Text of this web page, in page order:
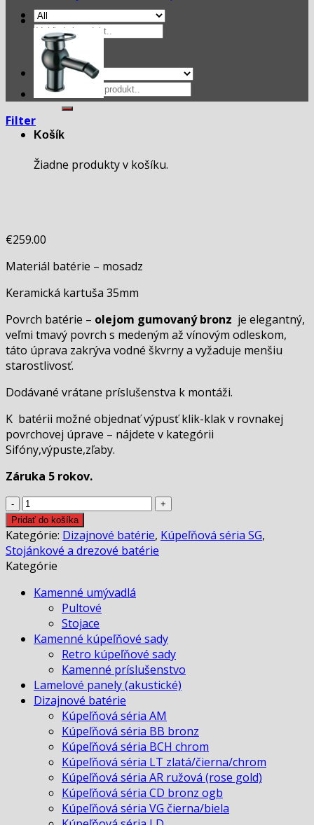
Hľadať:
Hľadať:
Košík
Žiadne produkty v košíku.
Filter
€259.00
Materiál batérie – mosadz
Keramická kartuša 35mm
Povrch batérie – olejom gumovaný bronz je elegantný,
veľmi tmavý povrch s medeným až vínovým odleskom,
táto úprava zakrýva vodné škvrny a vyžaduje menšiu
starostlivosť.
Dodávané vrátane príslušenstva k montáži.
K batérii možné objednať výpusť klik-klak v rovnakej
povrchovej úprave – nájdete v kategórii
Sifóny,výpuste,zľaby.
Záruka 5 rokov.
množstvo
Stojánková
batéria
SG
Pridať do košíka
Kategórie: Dizajnové batérie, Kúpeľňová séria SG,
Stojánkové a drezové batérie
Kategórie
Kamenné umývadlá
Pultové
Stojace
Kamenné kúpeľňové sady
Retro kúpeľňové sady
Kamenné príslušenstvo
Lamelové panely (akustické)
Dizajnové batérie
Kúpeľňová séria AM
Kúpeľňová séria BB bronz
Kúpeľňová séria BCH chrom
Kúpeľňová séria LT zlatá/čierna/chrom
Kúpeľňová séria AR ružová (rose gold)
Kúpeľňová séria CD bronz ogb
Kúpeľňová séria VG čierna/biela